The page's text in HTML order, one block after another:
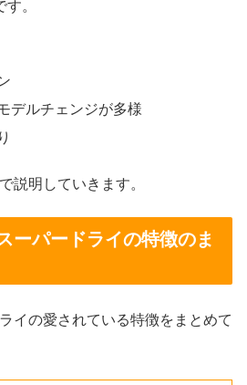
。
デルチェンジが多様
説明していきます。
ーパードライの特徴のま
イの愛されている特徴をまとめて